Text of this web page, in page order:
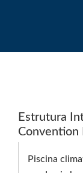
Estrutura
Convention
Piscina